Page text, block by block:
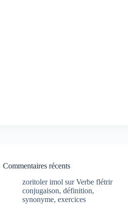
Commentaires récents
zoritoler imol surVerbe flétrir
conjugaison, définition,
synonyme, exercices